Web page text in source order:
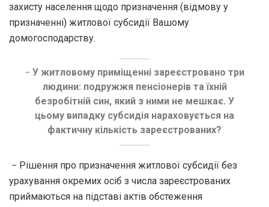
захисту населення щодо призначення (відмову у
призначенні) житлової субсидії Вашому
домогосподарству.
− У житловому приміщенні зареєстровано три
людини: подружжя пенсіонерів та їхній
безробітній син, який з ними не мешкає. У
цьому випадку субсидія нараховується на
фактичну кількість зареєстрованих?
− Рішення про призначення житлової субсидії без
урахування окремих осіб з числа зареєстрованих
приймаються на підставі актів обстеження